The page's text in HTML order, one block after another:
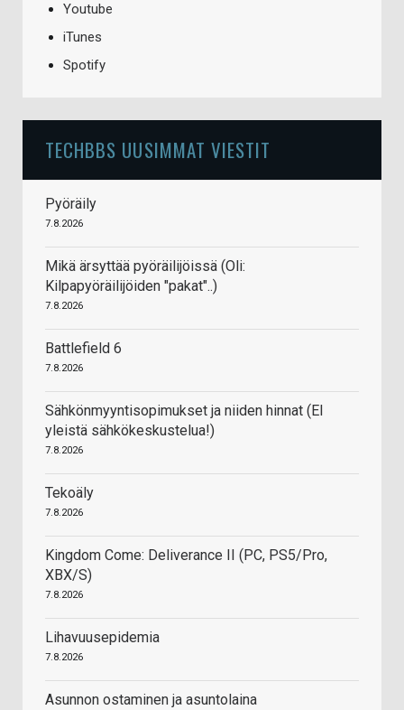
Youtube
iTunes
Spotify
TECHBBS UUSIMMAT VIESTIT
Pyöräily
7.8.2026
Mikä ärsyttää pyöräilijöissä (Oli:
Kilpapyöräilijöiden "pakat"..)
7.8.2026
Battlefield 6
7.8.2026
Sähkönmyyntisopimukset ja niiden hinnat (EI
yleistä sähkökeskustelua!)
7.8.2026
Tekoäly
7.8.2026
Kingdom Come: Deliverance II (PC, PS5/Pro,
XBX/S)
7.8.2026
Lihavuusepidemia
7.8.2026
Asunnon ostaminen ja asuntolaina